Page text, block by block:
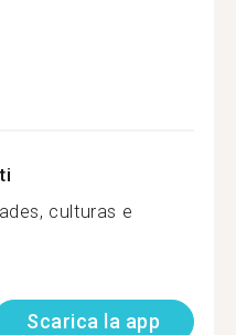
culturas e
Scarica la app